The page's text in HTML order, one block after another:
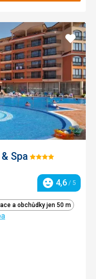
Spa Hodnocení:
Hodnocení
4,6 / 5
a obchůdky jen 50 m
Přidat
do